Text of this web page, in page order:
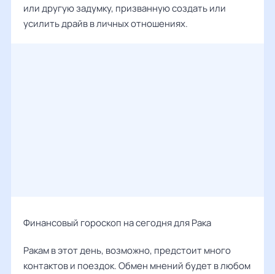
или другую задумку, призванную создать или
усилить драйв в личных отношениях.
Финансовый гороскоп на сегодня для Рака
Ракам в этот день, возможно, предстоит много
контактов и поездок. Обмен мнений будет в любом